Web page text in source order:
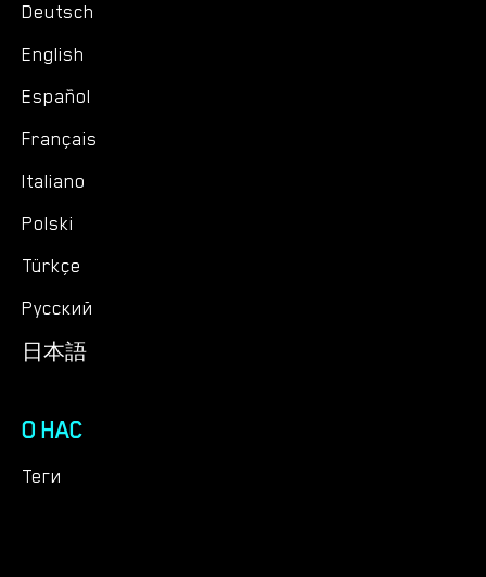
Deutsch
English
Español
Français
Italiano
Polski
Türkçe
Русский
日本語
О НАС
Теги